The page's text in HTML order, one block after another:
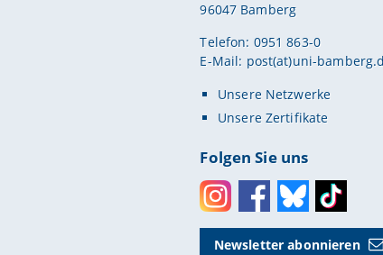
96047 Bamberg
Telefon: 0951 863-0
E-Mail: post(at)uni-
Unsere Netzwerke
Unsere Zertifikate
Folgen Sie uns
InstagramFacebookBlueskyToktok
Newsletter abonnieren